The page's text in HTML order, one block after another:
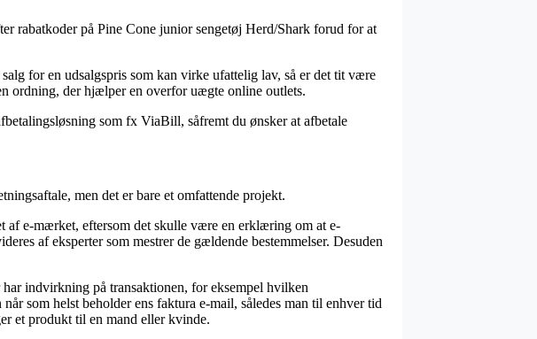
rabatkoder på Pine Cone junior sengetøj Herd/Shark forud for at
for en udsalgspris som kan virke ufattelig lav, så er det tit være
ordning, der hjælper en overfor uægte online outlets.
som fx ViaBill, såfremt du ønsker at afbetale
men det er bare et omfattende projekt.
af e-mærket, eftersom det skulle være en erklæring om at e-
af eksperter som mestrer de gældende bestemmelser. Desuden
indvirkning på transaktionen, for eksempel hvilken
som helst beholder ens faktura e-mail, således man til enhver tid
et produkt til en mand eller kvinde.